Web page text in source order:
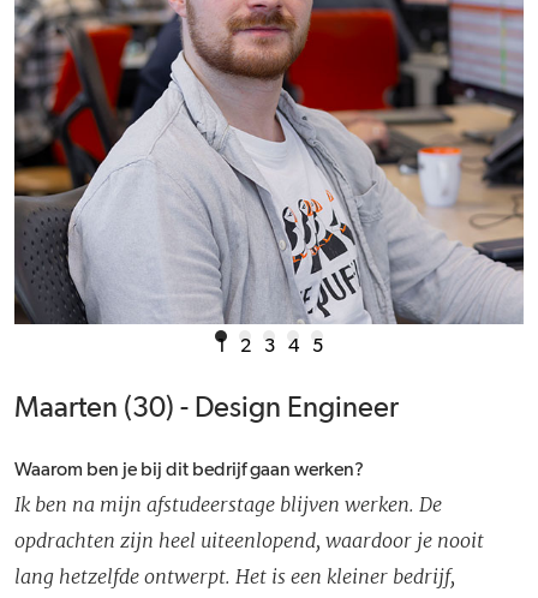
1 2 3 4 5
Maarten (30) - Design Engineer
Waarom ben je bij dit bedrijf gaan werken?
Ik ben na mijn afstudeerstage blijven werken. De
opdrachten zijn heel uiteenlopend, waardoor je nooit
lang hetzelfde ontwerpt. Het is een kleiner bedrijf,